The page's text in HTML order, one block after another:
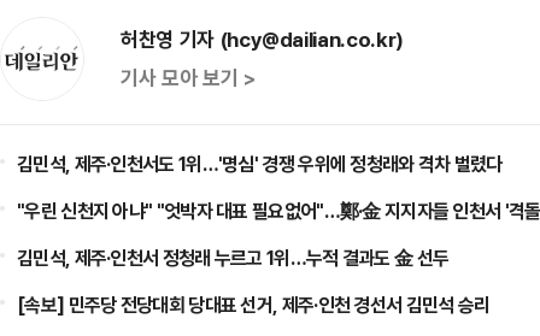
허찬영 기자 (hcy@dailian.co.kr)
기사 모아 보기 >
김민석, 제주·인천서도 1위…'명심' 경쟁 우위에 정청래와 격차 벌렸다
"우린 신천지 아냐" "엇박자 대표 필요없어"…鄭·金 지지자들 인천서 '격
김민석, 제주·인천서 정청래 누르고 1위…누적 결과도 金 선두
[속보] 민주당 전당대회 당대표 선거, 제주·인천 경선서 김민석 승리